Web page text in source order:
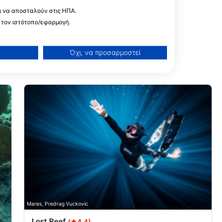
Mares, Predrag Vuckovic
να αποσταλούν στις ΗΠΑ.
ιστότοπο/εφαρμογή.
Όχι, να προσαρμοστεί